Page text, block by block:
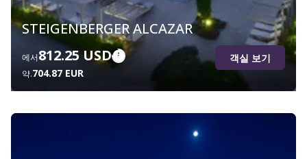
STEIGENBERGER ALCAZAR
에서812.25 USD
약.704.87 EUR
객실 보기